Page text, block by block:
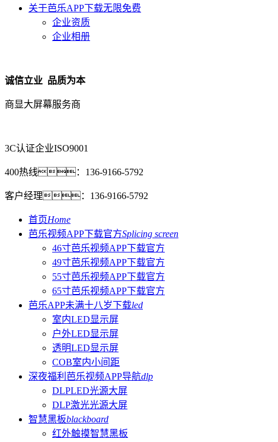
关于芭乐APP下载无限免费
企业资质
企业相册
诚信立业 品质为本
商显大屏幕服务商
3C认证企业ISO9001
400热线： 136-9166-5792
客户经理： 136-9166-5792
首页Home
芭乐视频APP下载官方Splicing screen
46寸芭乐视频APP下载官方
49寸芭乐视频APP下载官方
55寸芭乐视频APP下载官方
65寸芭乐视频APP下载官方
芭乐APP未满十八岁下载led
室内LED显示屏
户外LED显示屏
透明LED显示屏
COB室内小间距
深夜福利芭乐视频APP导航dlp
DLPLED光源大屏
DLP激光光源大屏
智慧黑板blackboard
红外触摸智慧黑板